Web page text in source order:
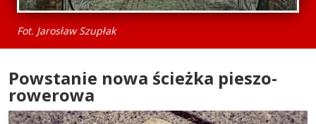
Fot. Jarosław Szupłak
Powstanie nowa ścieżka pieszo-
rowerowa